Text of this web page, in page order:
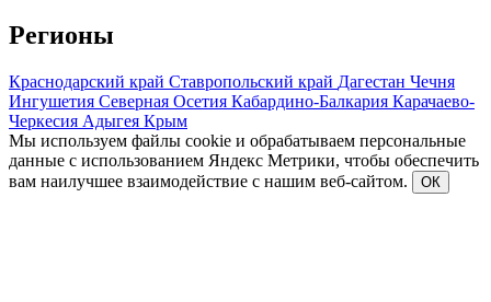
Регионы
Краснодарский край Ставропольский край Дагестан Чечня
Ингушетия Северная Осетия Кабардино-Балкария Карачаево-
Черкесия Адыгея Крым
Мы используем файлы cookie и обрабатываем персональные
данные с использованием Яндекс Метрики, чтобы обеспечить
вам наилучшее взаимодействие с нашим веб-сайтом.
ОК